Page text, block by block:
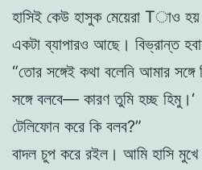
হাসিই কেউ হাসুক মেয়েরা Tাও হয়
একটাব্যাপারও আছে। বিভ্রান্ত
“তাের সঙ্গেই কথা বলেনি আমার সঙ্গে
সঙ্গে বলবে— কারণতুমি হচ্ছ হিমু। ‘
টেলিফোন করে কি বলব?”
বাদল চুপ করে রইল। আমি হাসি মুখে